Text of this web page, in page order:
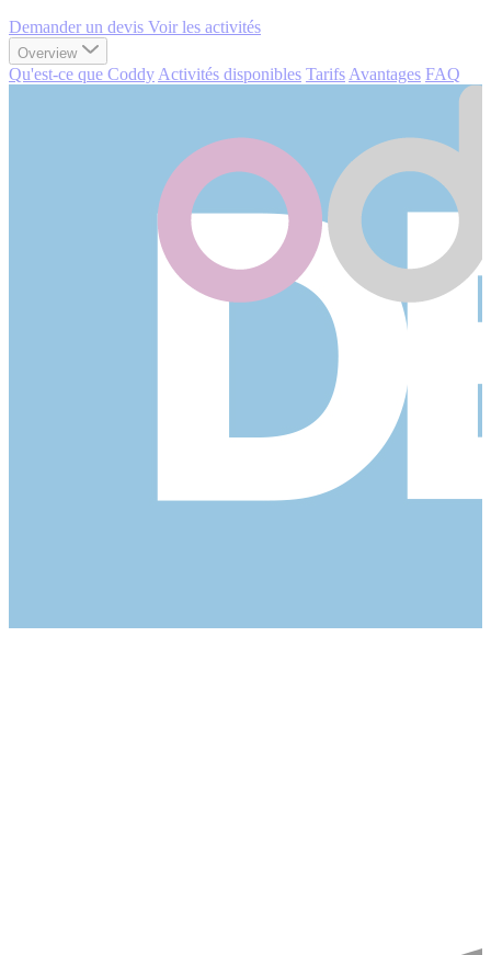
Demander un devis Voir les activités
Overview
Qu'est-ce que Coddy Activités disponibles Tarifs Avantages FAQ